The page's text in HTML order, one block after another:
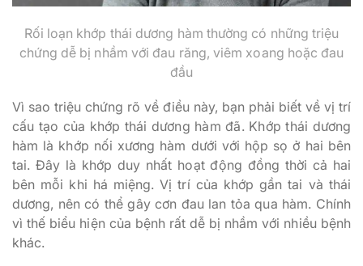
Rối loạn khớp thái dương hàm thường có những triệu
chứng dễ bị nhầm với đau răng, viêm xoang hoặc đau
đầu
Vì sao triệu chứng rõ về điều này, bạn phải biết về vị trí
cấu tạo của khớp thái dương hàm đã. Khớp thái dương
hàm là khớp nối xương hàm dưới với hộp sọ ở hai bên
tai. Đây là khớp duy nhất hoạt động đồng thời cả hai
bên mỗi khi há miệng. Vị trí của khớp gần tai và thái
dương, nên có thể gây cơn đau lan tỏa qua hàm. Chính
vì thế biểu hiện của bệnh rất dễ bị nhầm với nhiều bệnh
khác.